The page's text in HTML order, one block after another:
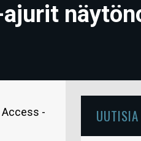
Access -